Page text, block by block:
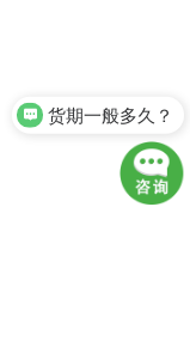
货期一般多久？